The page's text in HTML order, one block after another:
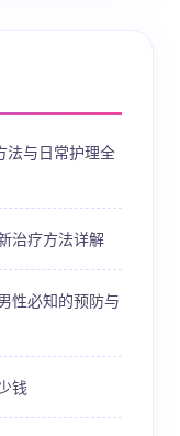
法与日常护理全
治疗方法详解
性必知的预防与
钱